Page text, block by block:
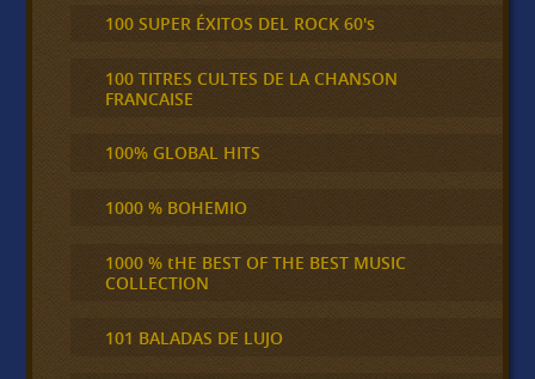
100 SUPER ÉXITOS DEL ROCK 60's
100 TITRES CULTES DE LA CHANSON
FRANCAISE
100% GLOBAL HITS
1000 % BOHEMIO
1000 % tHE BEST OF THE BEST MUSIC
COLLECTION
101 BALADAS DE LUJO